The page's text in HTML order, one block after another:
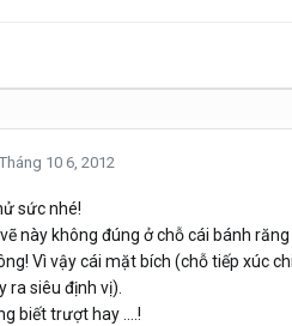
Tháng 10 6, 2012
sức nhé!
này không đúng ở chỗ cái bánh
Vì vậy cái mặt bích (chỗ tiếp xúc
ra siêu định vị).
biết trượt hay ....!